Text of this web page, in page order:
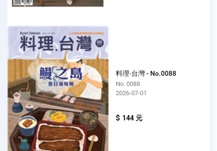
料理‧台灣 - No.0088
No. 0088
2026-07-01
$ 144 元